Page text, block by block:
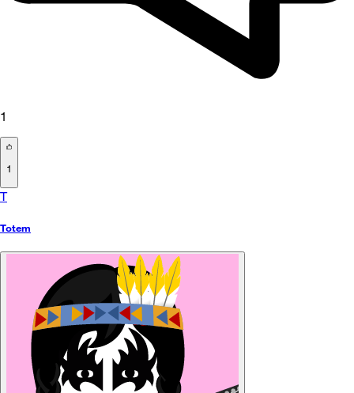
1
1
T
Totem